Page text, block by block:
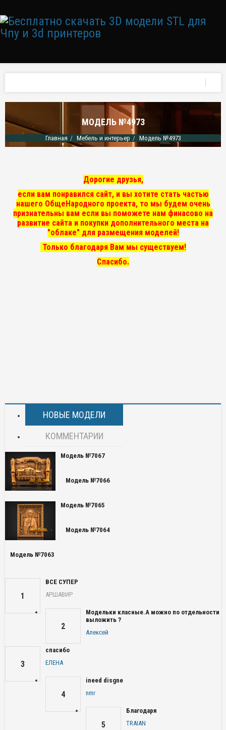
МОДЕЛЬ №4973
Главная Мебель и интерьер Модель №4973
Дорогие друзья,
если вам понравился сайт, и вы хотите стать частью
нашего ОбщеНародного проекта, то мы будем очень
признательны вам если вы поможете нам финасово на
развитие сайта и покупки дополнительного места на
"облаке" для размещения моделей!
Только благодаря Вам мы существуем!
Спасибо.
НОВЫЕ МОДЕЛИ
КОММЕНТАРИИ
Модель №7067
Модель №7066
Модель №7065
Модель №7064
Модель №7063
1
ВСЕ СУПЕР
АРШАВИР
2
Модельки класные.А можно по отдельности
выложить ?
Алексей
3
спасибо
ЕЛЕНА
4
ineed disgne
nmr
5
Благодаря
TRAIAN